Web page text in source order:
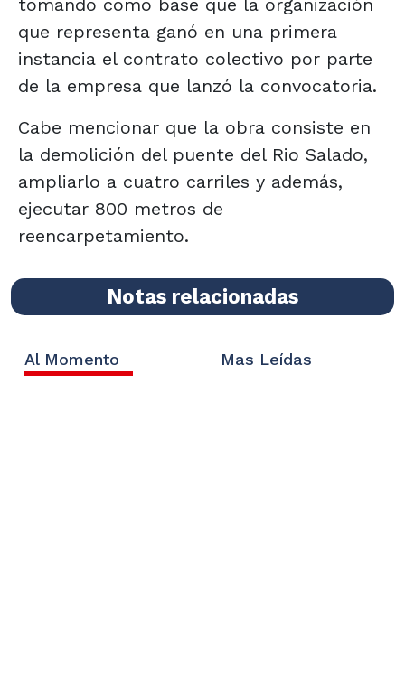
que representa ganó en una primera
instancia el contrato colectivo por parte
de la empresa que lanzó la convocatoria.
Cabe mencionar que la obra consiste en
la demolición del puente del Rio Salado,
ampliarlo a cuatro carriles y además,
ejecutar 800 metros de
reencarpetamiento.
Notas relacionadas
Al Momento Mas Leídas